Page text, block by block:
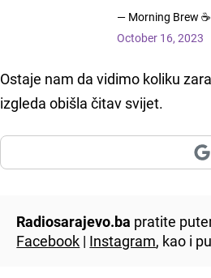
— Morning Brew
October 16, 2023
Ostaje nam da vidimo koliku
izgleda obišla čitav svijet.
Radiosarajevo.ba pratite
Facebook | Instagram, kao i